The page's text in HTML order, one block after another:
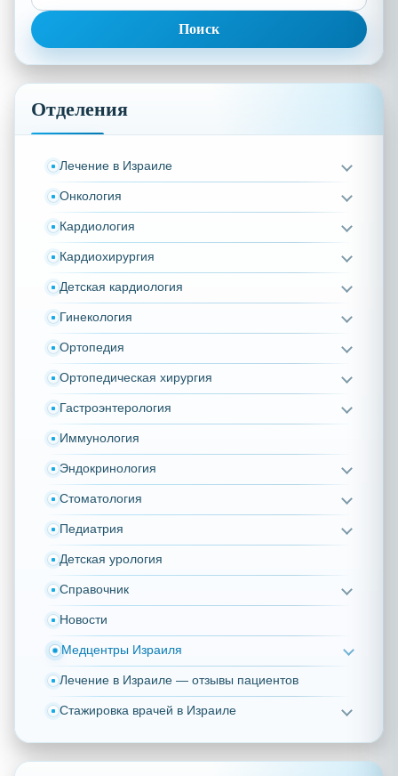
Отделения
Лечение в Израиле
Онкология
Кардиология
Кардиохирургия
Детская кардиология
Гинекология
Ортопедия
Ортопедическая хирургия
Гастроэнтерология
Иммунология
Эндокринология
Стоматология
Педиатрия
Детская урология
Справочник
Новости
Медцентры Израиля
Лечение в Израиле — отзывы пациентов
Стажировка врачей в Израиле